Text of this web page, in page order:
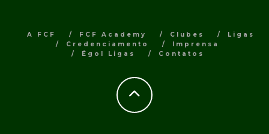
A FCF FCF Academy Clubes
Ligas
Credenciamento
Imprensa
Égol Ligas
Contatos